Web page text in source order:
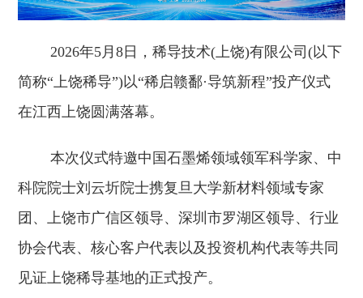
2026年5月8日，稀导技术(上饶)有限公司(以下
简称“上饶稀导”)以“稀启赣鄱·导筑新程”投产仪式
在江西上饶圆满落幕。
本次仪式特邀中国石墨烯领域领军科学家、中
科院院士刘云圻院士携复旦大学新材料领域专家
团、上饶市广信区领导、深圳市罗湖区领导、行业
协会代表、核心客户代表以及投资机构代表等共同
见证上饶稀导基地的正式投产。